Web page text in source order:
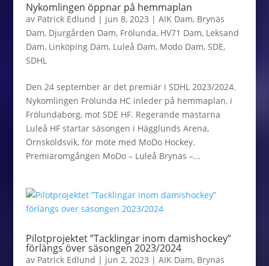
Nykomlingen öppnar på hemmaplan
av Patrick Edlund | jun 8, 2023 | AIK Dam, Brynäs
Dam, Djurgården Dam, Frölunda, HV71 Dam, Leksand
Dam, Linköping Dam, Luleå Dam, Modo Dam, SDE,
SDHL
Den 24 september är det premiär i SDHL 2023/2024.
Nykomlingen Frölunda HC inleder på hemmaplan, i
Frölundaborg, mot SDE HF. Regerande mästarna
Luleå HF startar säsongen i Hägglunds Arena,
Örnsköldsvik, för möte med MoDo Hockey.
Premiäromgången MoDo – Luleå Brynäs –...
Pilotprojektet ”Tacklingar inom damishockey”
förlängs över säsongen 2023/2024
av Patrick Edlund | jun 2, 2023 | AIK Dam, Brynäs